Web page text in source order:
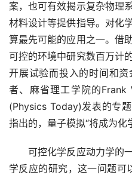
案，也可有效揭示复杂物理
材料设计等提供指导。对化
算最先可能的应用之一。借
可控的环境中研究数百万计
开展试验而投入的时间和
者、麻省理工学院的Frank
(Physics Today)发表的专
指出的，量子模拟“将成为化
可控化学反应动力学的一
学反应的研究，这一问题可